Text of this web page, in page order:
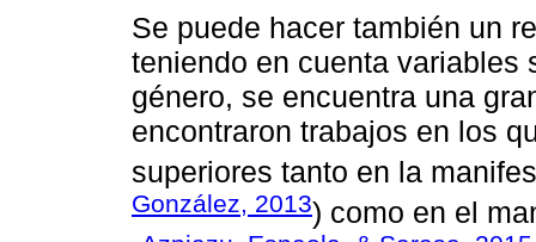
Se puede hacer también un
teniendo en cuenta variables
género, se encuentra una
encontraron trabajos en los
superiores tanto en la
González, 2013) como en el